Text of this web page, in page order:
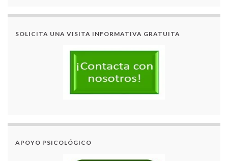
SOLICITA UNA VISITA INFORMATIVA GRATUITA
APOYO PSICOLÓGICO